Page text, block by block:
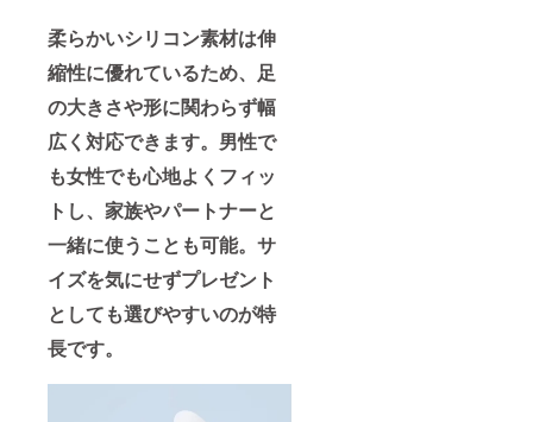
柔らかいシリコン素材は伸
縮性に優れているため、足
の大きさや形に関わらず幅
広く対応できます。男性で
も女性でも心地よくフィッ
トし、家族やパートナーと
一緒に使うことも可能。サ
イズを気にせずプレゼント
としても選びやすいのが特
長です。